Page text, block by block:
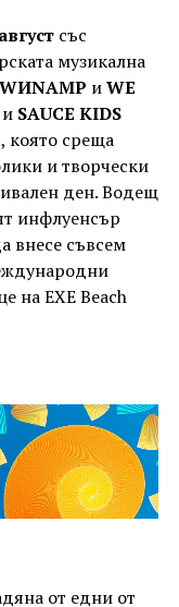
със
музикална
WИNAMP иWE
SAUCE KIDS
която среща
и творчески
ден. Водещ
инфлуенсър
внесе съвсем
на EXE Beach
от едни от